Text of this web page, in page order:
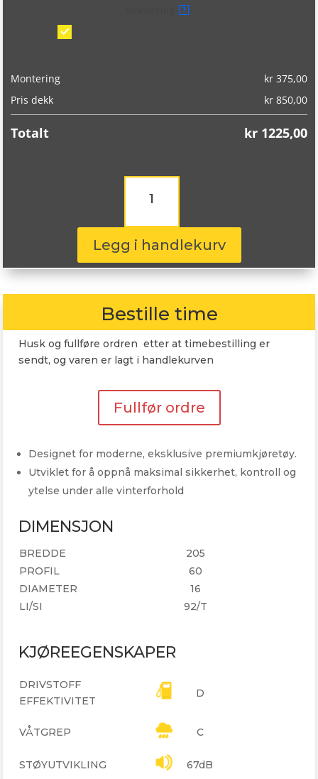
?
Montering kr375,00
Pris dekk
kr850,00
Totalt kr1225,00
Nereus
NS805
92T
antall
Legg i handlekurv
Bestille time
Husk og fullføre ordren etter at timebestilling er
sendt, og varen er lagt i handlekurven
Fullfør ordre
Designet for moderne, eksklusive premiumkjøretøy.
Utviklet for å oppnå maksimal sikkerhet, kontroll og
ytelse under alle vinterforhold
DIMENSJON
BREDDE
205
PROFIL
60
DIAMETER
16
LI/SI
92/T
KJØREEGENSKAPER
DRIVSTOFF
EFFEKTIVITET
D
VÅTGREP C
STØYUTVIKLING 67dB